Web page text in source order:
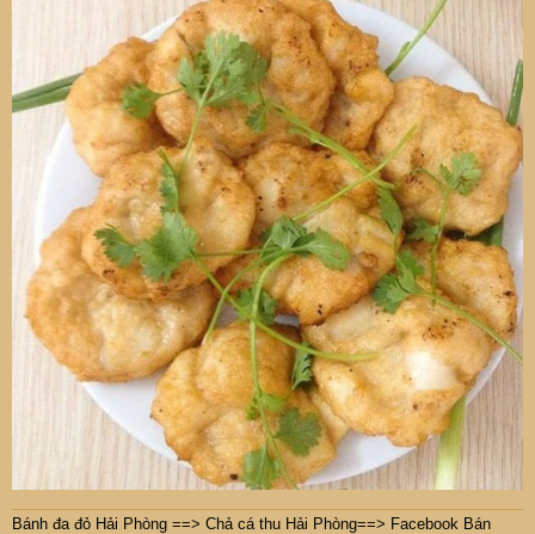
Bánh đa đỏ Hải Phòng ==> Chả cá thu Hải Phòng==> Facebook Bán